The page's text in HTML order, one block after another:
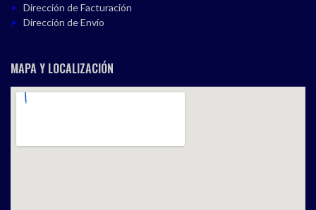
Dirección de Facturación
Dirección de Envío
MAPA Y LOCALIZACIÓN